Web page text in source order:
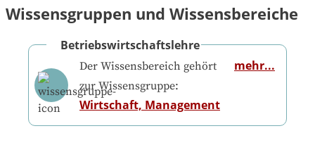
Wissensgruppen und Wissensbereiche
Betriebswirtschaftslehre
Der Wissensbereich gehört
zur Wissensgruppe:
Wirtschaft, Management
mehr...